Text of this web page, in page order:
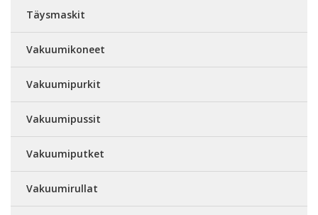
Täysmaskit
Vakuumikoneet
Vakuumipurkit
Vakuumipussit
Vakuumiputket
Vakuumirullat